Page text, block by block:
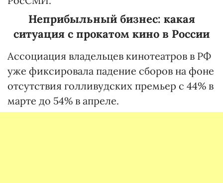
Неприбыльный бизнес: какая
ситуация с прокатом кино в России
Ассоциация владельцев кинотеатров в РФ
уже фиксировала падение сборов на фоне
отсутствия голливудских премьер с 44% в
марте до 54% в апреле.